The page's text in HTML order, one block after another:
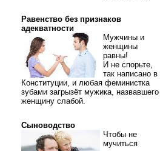
Равенство без признаков
адекватности
Мужчины и
женщины
равны!
И не спорьте,
так написано в
Конституции, и любая феминистка
зубами загрызёт мужика, назвавшего
женщину слабой.
Сыноводство
Чтобы не
мучиться